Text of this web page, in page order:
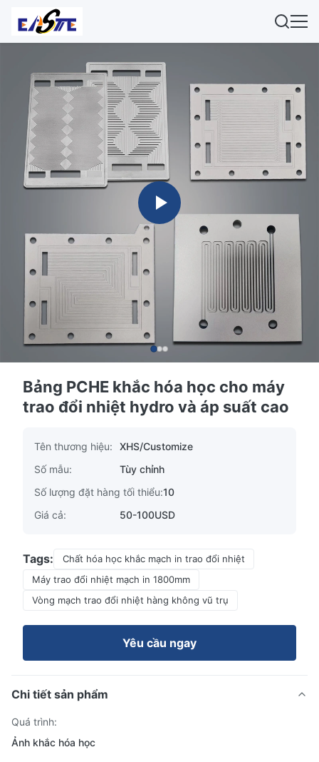
Bảng PCHE khắc hóa học cho máy
trao đổi nhiệt hydro và áp suất cao
Tên thương hiệu:
XHS/Customize
Số mẫu:
Tùy chỉnh
Số lượng đặt hàng tối thiểu:10
Giá cả:
50-100USD
Tags:
Chất hóa học khắc mạch in trao đổi nhiệt
Máy trao đổi nhiệt mạch in 1800mm
Vòng mạch trao đổi nhiệt hàng không vũ trụ
Yêu cầu ngay
Chi tiết sản phẩm
Quá trình:
Ảnh khắc hóa học